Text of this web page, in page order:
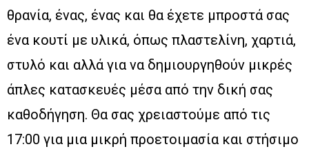
θρανία, ένας, ένας και θα έχετε μπροστά σας
ένα κουτί με υλικά, όπως πλαστελίνη, χαρτιά,
στυλό και αλλά για να δημιουργηθούν μικρές
άπλες κατασκευές μέσα από την δική σας
καθοδήγηση. Θα σας χρειαστούμε από τις
17:00 για μια μικρή προετοιμασία και στήσιμο